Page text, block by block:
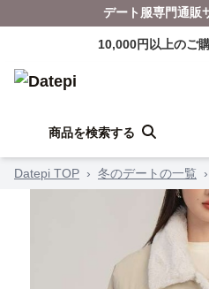
デート服専門通販
10,000円以上のご
商品を検索する
Datepi TOP › 冬のデートの一覧 ›